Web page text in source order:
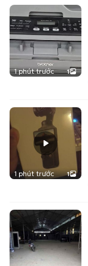
1 phút trước 1
1 phút trước 1